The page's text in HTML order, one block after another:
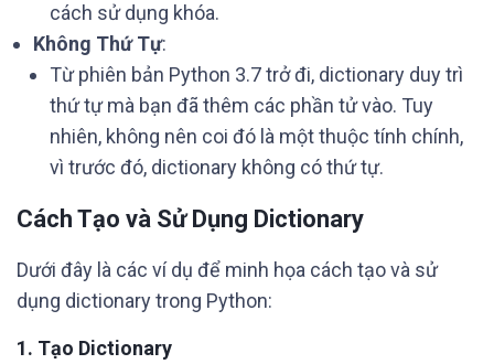
cách sử dụng khóa.
Không Thứ Tự:
Từ phiên bản Python 3.7 trở đi, dictionary duy trì
thứ tự mà bạn đã thêm các phần tử vào. Tuy
nhiên, không nên coi đó là một thuộc tính chính,
vì trước đó, dictionary không có thứ tự.
Cách Tạo và Sử Dụng Dictionary
Dưới đây là các ví dụ để minh họa cách tạo và sử
dụng dictionary trong Python:
1. Tạo Dictionary